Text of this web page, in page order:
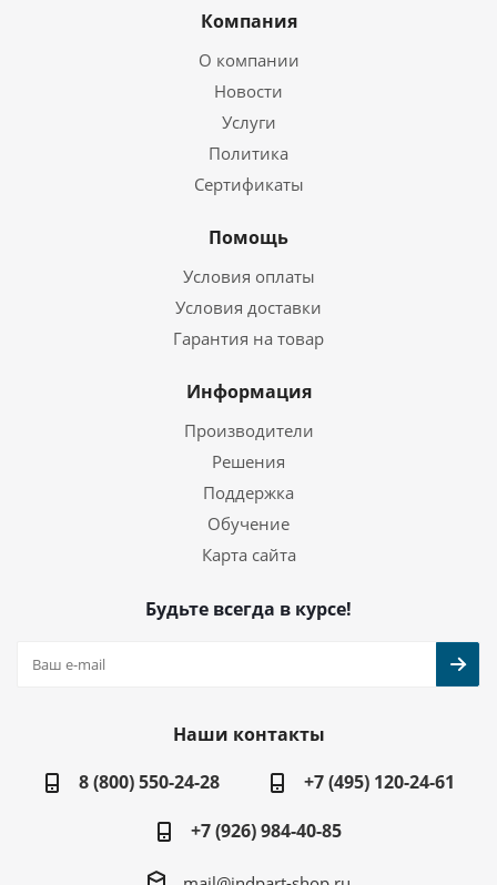
Компания
О компании
Новости
Услуги
Политика
Сертификаты
Помощь
Условия оплаты
Условия доставки
Гарантия на товар
Информация
Производители
Решения
Поддержка
Обучение
Карта сайта
Будьте всегда в курсе!
Наши контакты
8 (800) 550-24-28
+7 (495) 120-24-61
+7 (926) 984-40-85